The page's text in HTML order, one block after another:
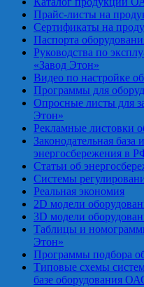
Прайс-листы на
Сертификаты на
Паспорта
Руководства по
«Завод Этон»
Видео по настройке
Программы для
Опросные листы для
Этон»
Рекламные листовки
Законодательная
энергосбережения в
Статьи об
Системы
Реальная экономия
2D модели
3D модели
Таблицы и
Этон»
Программы подбора
Типовые схемы
базе оборудования